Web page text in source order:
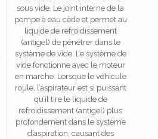
sous vide. Le joint interne de la
pompe à eau cède et permet au
liquide de refroidissement
(antigel) de pénétrer dans le
système de vide. Le système de
vide fonctionne avec le moteur
en marche. Lorsque le véhicule
roule, l’aspirateur est si puissant
qu’il tire le liquide de
refroidissement (antigel) plus
profondément dans le système
d’aspiration, causant des